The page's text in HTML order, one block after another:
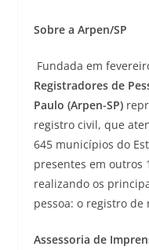
Sobre a Arpen/SP
Fundada em
Registradores de
Paulo (Arpen-SP)
registro civil, que
645 municípios do
presentes em outros
realizando os
pessoa: o registro de
Assessoria de